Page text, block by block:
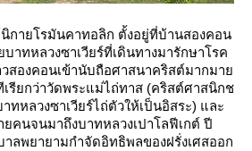
ายโรมันคาทอลิก ตั้งอยู่ที่บ้านสองคอน
าทหลวงซาเวียร์ที่เดินทางมารักษาโรค
สองคอนเข้านับถือศาสนาคริสต์มากมา
รียกว่าวัดพระแม่ไถ่ทาส (คริสต์ศาสนิกช
หลวงซาเวียร์ไถ่ตัวให้เป็นอิสระ) และ
คนจนมาถึงบาทหลวงเปาโลฟีเกต์ ปี
าลพยายามกำจัดอิทธิพลของฝรั่งเศสออก